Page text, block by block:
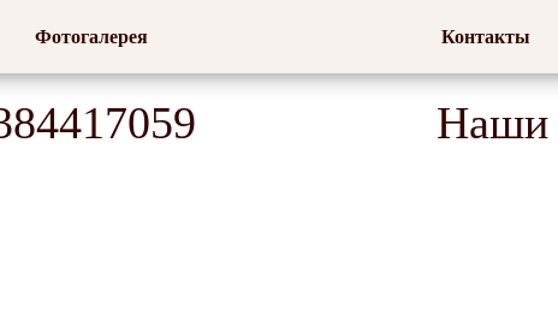
Фотогалерея Контакты
Наши